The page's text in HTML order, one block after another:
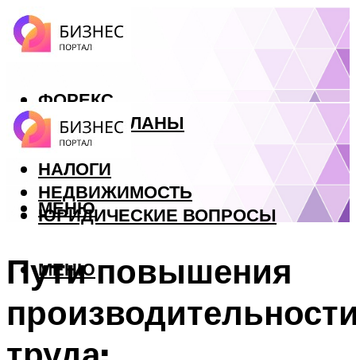
ФОРЕКС
БИЗНЕС ПЛАНЫ
КРЕДИТЫ
НАЛОГИ
НЕДВИЖИМОСТЬ
ЮРИДИЧЕСКИЕ ВОПРОСЫ
МЕНЮ
МЕНЮ
Пути повышения